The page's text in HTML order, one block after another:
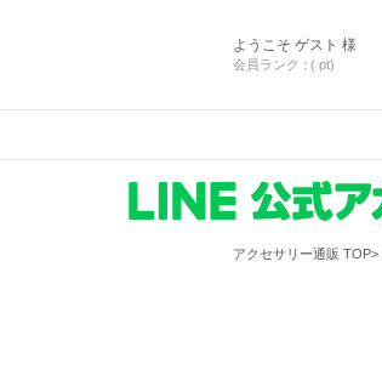
ようこそ ゲスト 様
会員ランク : ( pt)
アクセサリー通販 TOP